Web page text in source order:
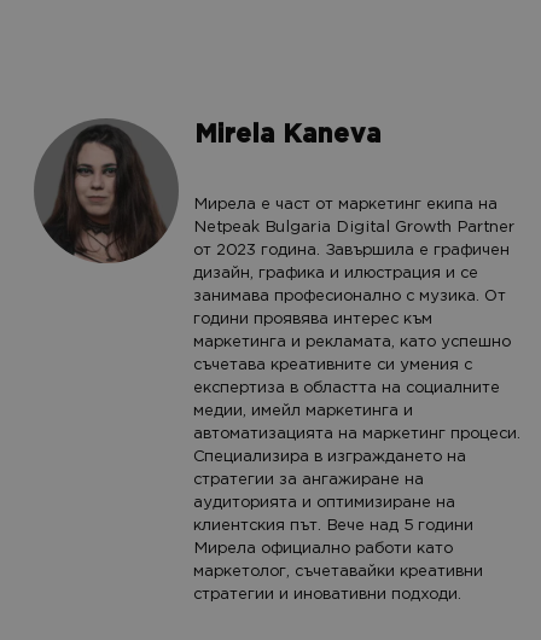
Mirela Kaneva
Мирела е част от маркетинг екипа на
Netpeak Bulgaria Digital Growth Partner
от 2023 година. Завършила е графичен
дизайн, графика и илюстрация и се
занимава професионално с музика. От
години проявява интерес към
маркетинга и рекламата, като успешно
съчетава креативните си умения с
експертиза в областта на социалните
медии, имейл маркетинга и
автоматизацията на маркетинг процеси.
Специализира в изграждането на
стратегии за ангажиране на
аудиторията и оптимизиране на
клиентския път. Вече над 5 години
Мирела официално работи като
маркетолог, съчетавайки креативни
стратегии и иновативни подходи.